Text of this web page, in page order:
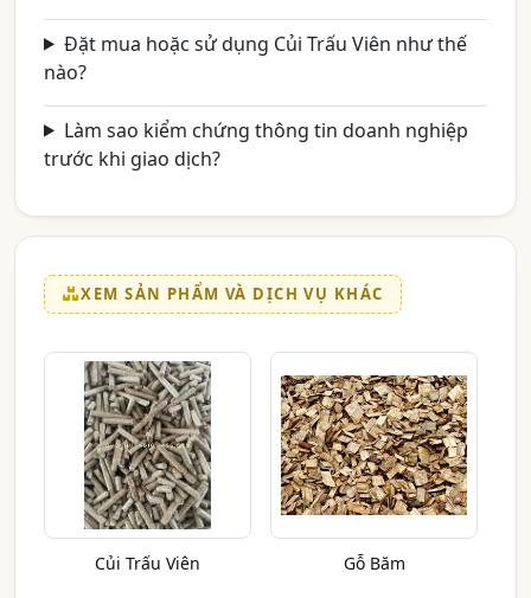
Đặt mua hoặc sử dụng Củi Trấu Viên như thế
nào?
Làm sao kiểm chứng thông tin doanh nghiệp
trước khi giao dịch?
XEM SẢN PHẨM VÀ DỊCH VỤ KHÁC
Củi Trấu Viên Gỗ Băm